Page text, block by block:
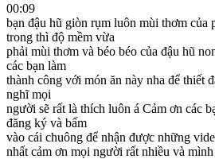
00:09
bạn đậu hũ giòn rụm luôn mùi thơm của
trong thì độ mềm vừa
phải mùi thơm và béo béo của đậu hũ
các bạn làm
thành công với món ăn này nha để thiết
nghĩ mọi
người sẽ rất là thích luôn á Cảm ơn các
đăng ký và bấm
vào cái chuông để nhận được những
nhất cảm ơn mọi người rất nhiều và